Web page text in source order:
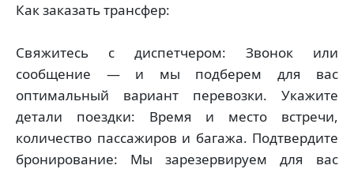
Как заказать трансфер:
Свяжитесь с диспетчером: Звонок или
сообщение — и мы подберем для вас
оптимальный вариант перевозки. Укажите
детали поездки: Время и место встречи,
количество пассажиров и багажа. Подтвердите
бронирование: Мы зарезервируем для вас